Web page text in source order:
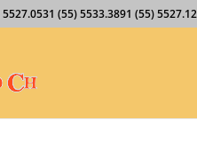
(55) 5533.3891 (55)